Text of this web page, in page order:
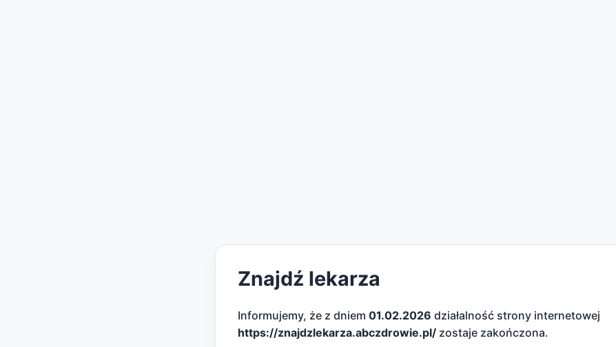
Znajdź lekarza
Informujemy, że z dniem 01.02.2026 działalność strony internetowej
https://znajdzlekarza.abczdrowie.pl/ zostaje zakończona.